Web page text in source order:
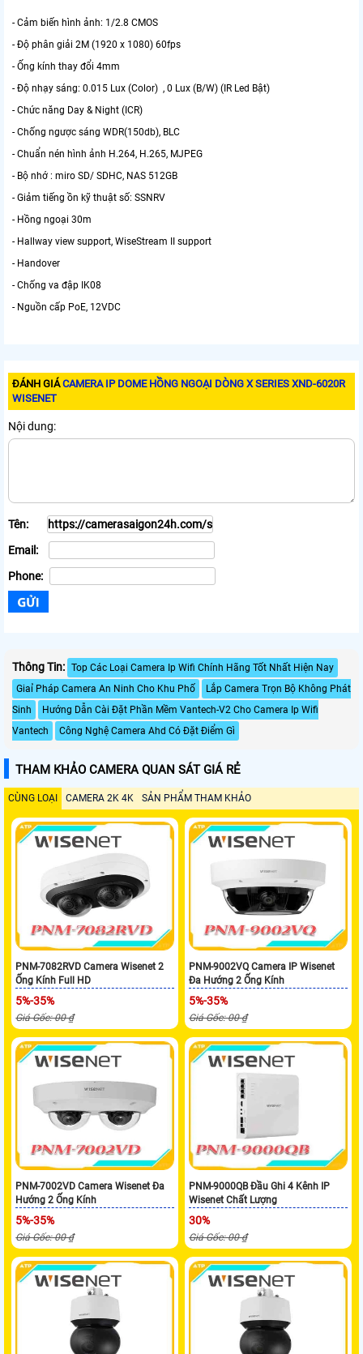
- Cảm biến hình ảnh: 1/2.8 CMOS
- Độ phân giải 2M (1920 x 1080) 60fps
- Ống kính thay đổi 4mm
- Độ nhạy sáng: 0.015 Lux (Color) , 0 Lux (B/W) (IR Led Bật)
- Chức năng Day & Night (ICR)
- Chống ngược sáng WDR(150db), BLC
- Chuẩn nén hình ảnh H.264, H.265, MJPEG
- Bộ nhớ : miro SD/ SDHC, NAS 512GB
- Giảm tiếng ồn kỹ thuật số: SSNRV
- Hồng ngoại 30m
- Hallway view support, WiseStream II support
- Handover
- Chống va đập IK08
- Nguồn cấp PoE, 12VDC
ĐÁNH GIÁCAMERA IP DOME HỒNG NGOẠI DÒNG X SERIES XND-6020R
WISENET
Nội dung:
Tên:
Email:
Phone:
Thông Tin: Top Các Loại Camera Ip Wifi Chính Hãng Tốt Nhất Hiện Nay
Giaỉ Pháp Camera An Ninh Cho Khu Phố
Lắp Camera Trọn Bộ Không Phát
Sinh
Hướng Dẫn Cài Đặt Phần Mềm Vantech-V2 Cho Camera Ip Wifi
Vantech
Công Nghệ Camera Ahd Có Đặt Điểm Gì
THAM KHẢO CAMERA QUAN SÁT GIÁ RẺ
CÙNG LOẠI CAMERA 2K 4K SẢN PHẨM THAM KHẢO
PNM-7082RVD Camera Wisenet 2
Ống Kính Full HD
5%-35%
Giá Gốc: 00 ₫
PNM-9002VQ Camera IP Wisenet
Đa Hướng 2 Ống Kính
5%-35%
Giá Gốc: 00 ₫
PNM-7002VD Camera Wisenet Đa
Hướng 2 Ống Kính
5%-35%
Giá Gốc: 00 ₫
PNM-9000QB Đầu Ghi 4 Kênh IP
Wisenet Chất Lượng
30%
Giá Gốc: 00 ₫